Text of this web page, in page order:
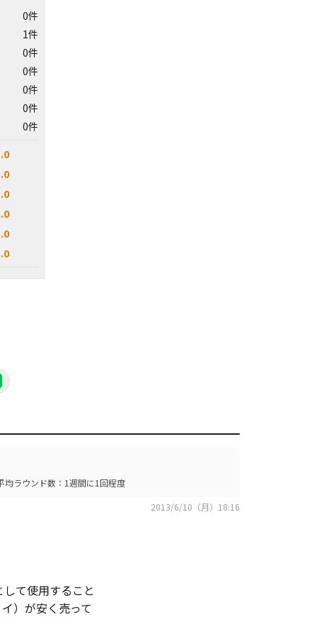
0件
1件
0件
0件
0件
0件
0件
均ラウンド数：1週間に1回程度
2013/6/10（月）18:16
て使用すること
）が安く売って